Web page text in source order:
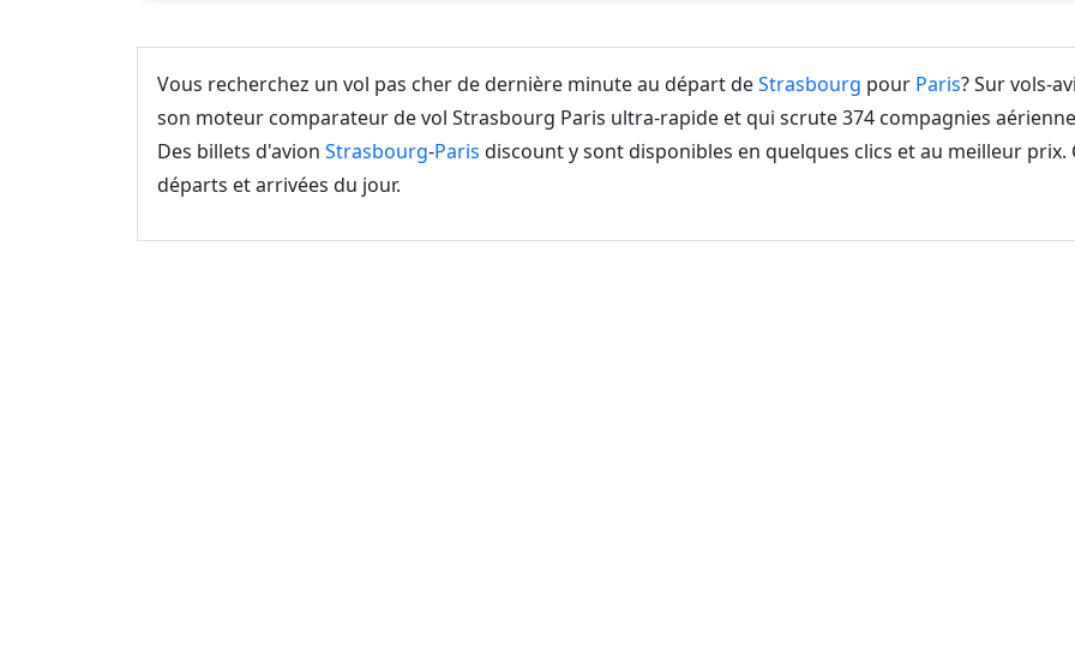
Vous recherchez un vol pas cher de dernière minute au départ deStrasbourg pour Paris? Sur vols-
son moteur comparateur de vol Strasbourg Paris ultra-rapide et qui scrute 374 compagnies
Des billets d'avion Strasbourg-Paris discount y sont disponibles en quelques clics et au meilleur
départs et arrivées du jour.